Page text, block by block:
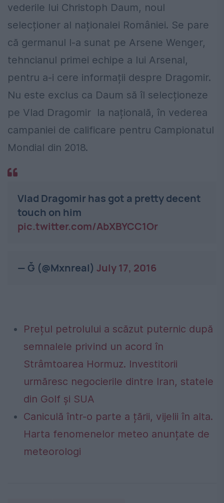
vederile lui Christoph Daum, noul
selecționer al naționalei României. Se pare
că germanul l-a sunat pe Arsene Wenger,
tehncianul primei echipe a lui Arsenal,
pentru a-i cere informații despre Dragomir.
Nu este exclus ca Daum să îl selecționeze
pe Vlad Dragomir la națională, în vederea
campaniei de calificare pentru Campionatul
Mondial din 2018.
Vlad Dragomir has got a pretty decent
touch on him
pic.twitter.com/AbXBYCC1Or
— Ğ (@Mxnreal) July 17, 2016
Prețul petrolului a scăzut puternic după
semnalele privind un acord în
Strâmtoarea Hormuz. Investitorii
urmăresc negocierile dintre Iran, statele
din Golf și SUA
Caniculă într-o parte a țării, vijelii în alta.
Harta fenomenelor meteo anunțate de
meteorologi